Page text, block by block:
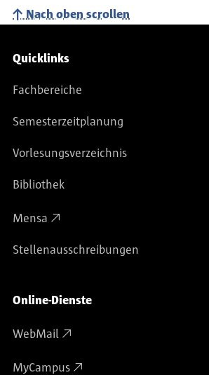
Nach oben scrollen
Service-Navigation
Quicklinks
Fachbereiche
Semesterzeitplanung
Vorlesungsverzeichnis
Bibliothek
Mensa
Stellenausschreibungen
Online-Dienste
WebMail
MyCampus